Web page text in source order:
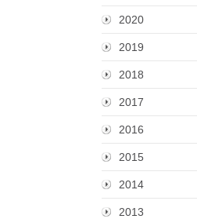
2020
2019
2018
2017
2016
2015
2014
2013